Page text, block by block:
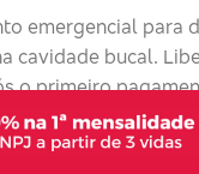
emergencial para
cavidade bucal.
o primeiro